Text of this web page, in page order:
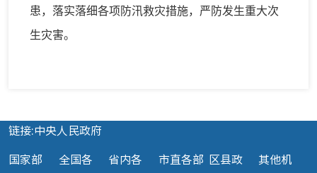
患，落实落细各项防汛救灾措施，严防发生重大次
生灾害。
链接:中央人民政府
国家部
全国各
省内各
市直各部 区县政
其他机